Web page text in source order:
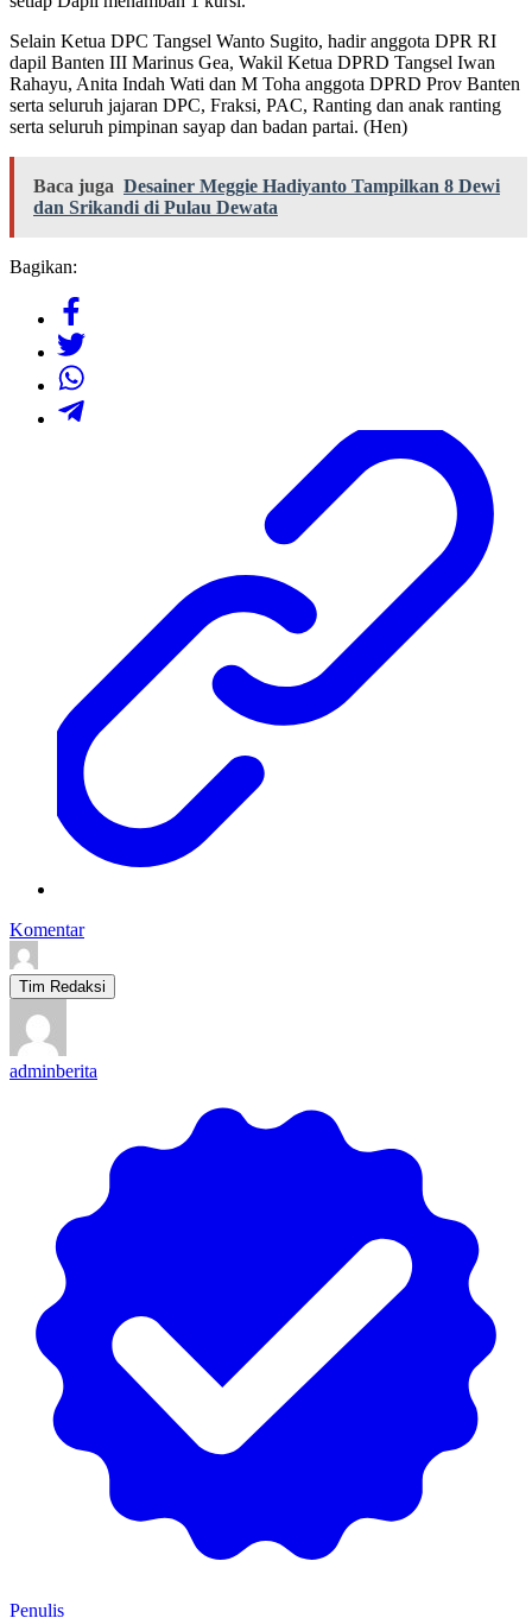
Selain Ketua DPC Tangsel Wanto Sugito, hadir anggota DPR RI
dapil Banten III Marinus Gea, Wakil Ketua DPRD Tangsel Iwan
Rahayu, Anita Indah Wati dan M Toha anggota DPRD Prov Banten
serta seluruh jajaran DPC, Fraksi, PAC, Ranting dan anak ranting
serta seluruh pimpinan sayap dan badan partai. (Hen)
Baca juga Desainer Meggie Hadiyanto Tampilkan 8 Dewi
dan Srikandi di Pulau Dewata
Bagikan:
Komentar
Tim Redaksi
adminberita
Penulis